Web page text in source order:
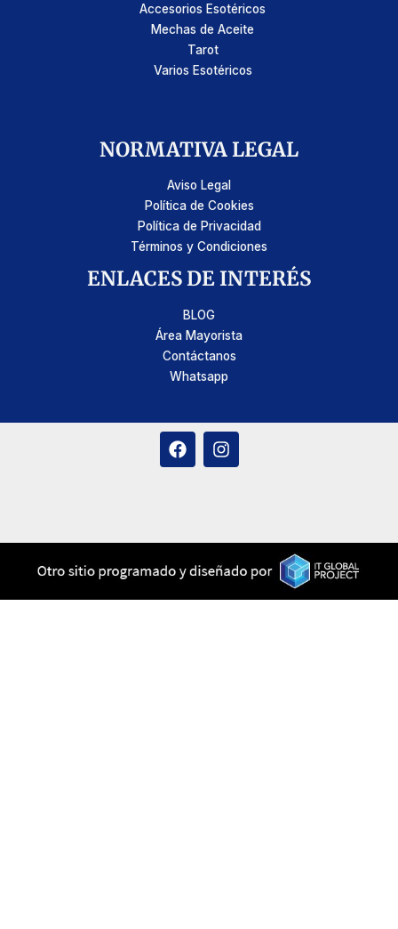
Accesorios Esotéricos
Mechas de Aceite
Tarot
Varios Esotéricos
NORMATIVA LEGAL
Aviso Legal
Política de Cookies
Política de Privacidad
Términos y Condiciones
ENLACES DE INTERÉS
BLOG
Área Mayorista
Contáctanos
Whatsapp
F
a
o
k
I
n
r
a
m